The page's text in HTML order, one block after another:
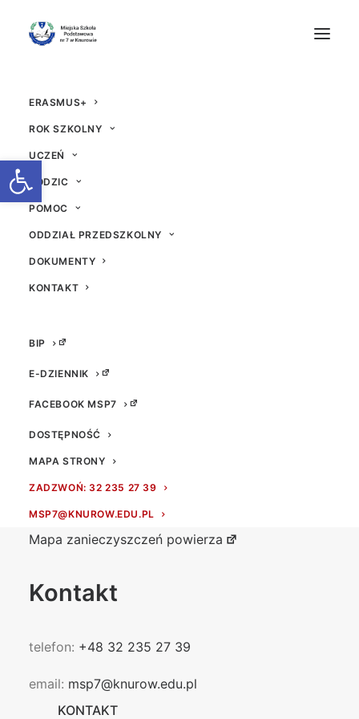
Otwórz pasek narzędzi
ERASMUS+
ROK SZKOLNY
UCZEŃ
RODZIC
POMOC
ODDZIAŁ PRZEDSZKOLNY
DOKUMENTY
KONTAKT
BIP
E-DZIENNIK
FACEBOOK MSP7
DOSTĘPNOŚĆ
MAPA STRONY
ZADZWOŃ: 32 235 27 39
MSP7@KNUROW.EDU.PL
Przydatne linki
Mapa zanieczyszczeń powierza
Kontakt
telefon: +48 32 235 27 39
email: msp7@knurow.edu.pl
KONTAKT